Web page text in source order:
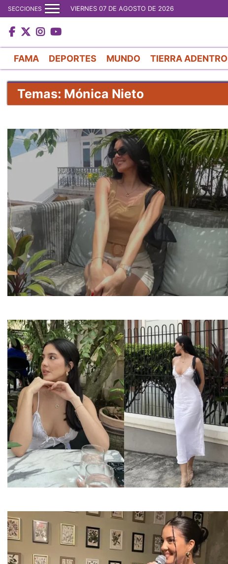
SECCIONES VIERNES 07 DE AGOSTO DE 2026
FAMA DEPORTES MUNDO TIERRA ADENTRO
Temas: Mónica Nieto